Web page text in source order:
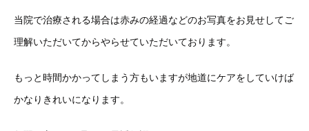
当院で治療される場合は赤みの経過などのお写真をお見せしてご
理解いただいてからやらせていただいております。
もっと時間かかってしまう方もいますが地道にケアをしていけば
かなりきれいになります。